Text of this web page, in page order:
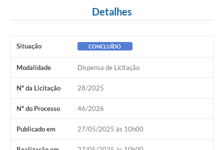
Detalhes
Situação CONCLUÍDO
Modalidade Dispensa de Licitação
Nº da Licitação 28/2025
Nº do Processo 46/2026
Publicado em 27/05/2025 às 10h00